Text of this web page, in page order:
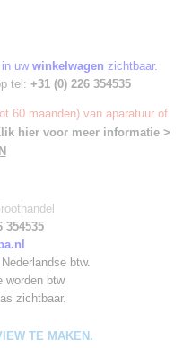
in uw winkelwagen zichtbaar.
tel: +31 (0) 226 354535
60 maanden) van aparatuur of
hier voor meer informatie >
354535
btw.
worden btw
zichtbaar.
TE MAKEN.